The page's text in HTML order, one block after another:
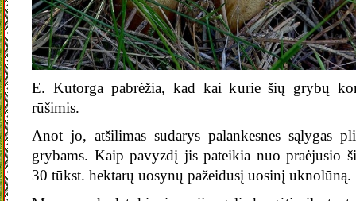
E. Kutorga pabrėžia, kad kai kurie šių grybų
rūšimis.
Anot jo, atšilimas sudarys palankesnes sąlygas
grybams. Kaip pavyzdį jis pateikia nuo praėjusio
30 tūkst. hektarų uosynų pažeidusį uosinį uknolūną.